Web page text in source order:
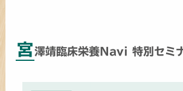
宮澤靖臨床栄養Navi 特別セミ